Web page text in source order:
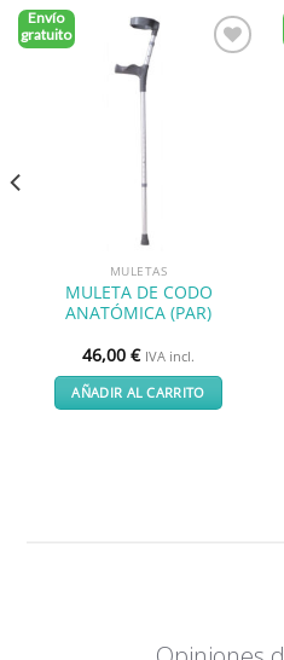
Envío
gratuito
MULETAS
MULETA DE CODO
ANATÓMICA (PAR)
46,00 € IVA incl.
AÑADIR AL CARRITO